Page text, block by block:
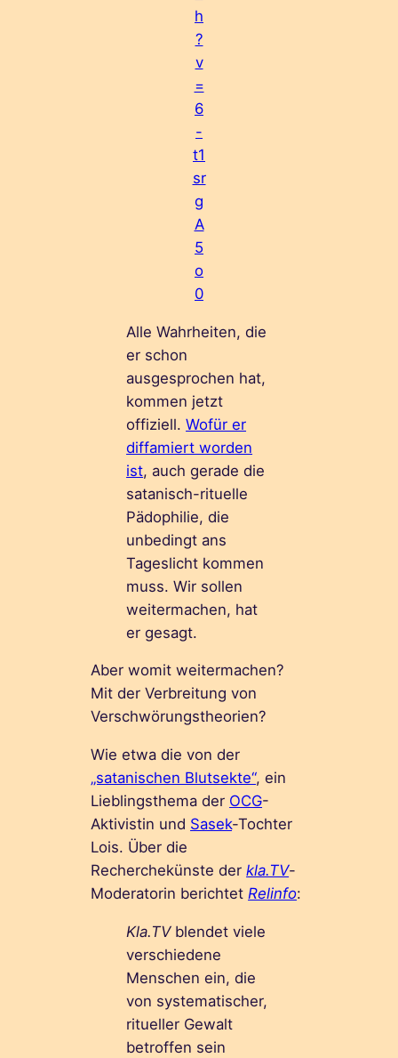
h
?
v
=
6
-
t1
sr
g
A
5
o
0
Alle Wahrheiten, die
er schon
ausgesprochen hat,
kommen jetzt
offiziell.Wofür er
diffamiert worden
ist, auch gerade die
satanisch-rituelle
Pädophilie, die
unbedingt ans
Tageslicht kommen
muss. Wir sollen
weitermachen, hat
er gesagt.
Aber womit weitermachen?
Mit der Verbreitung von
Verschwörungstheorien?
Wie etwa die von der
„satanischen Blutsekte“, ein
Lieblingsthema der OCG-
Aktivistin und Sasek-Tochter
Lois. Über die
Recherchekünste derkla.TV-
Moderatorin berichtetRelinfo:
Kla.TVblendet viele
verschiedene
Menschen ein, die
von systematischer,
ritueller Gewalt
betroffen sein